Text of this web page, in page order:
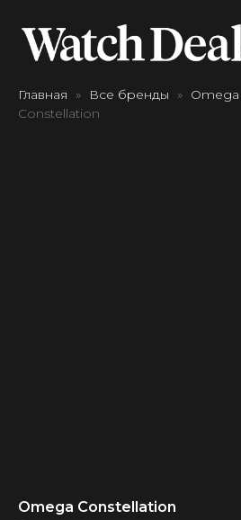
Главная Все бренды Omega
Constellation
Omega Constellation